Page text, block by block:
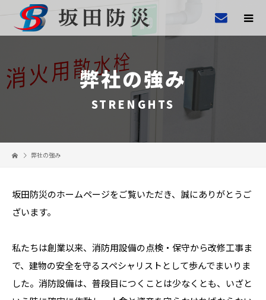
弊社の強み
STRENGHTS
弊社の強み
坂田防災のホームページをご覧いただき、誠にありがとうご
ざいます。
私たちは創業以来、消防用設備の点検・保守から改修工事ま
で、建物の安全を守るスペシャリストとして歩んでまいりま
した。消防設備は、普段目につくことは少なくとも、いざと